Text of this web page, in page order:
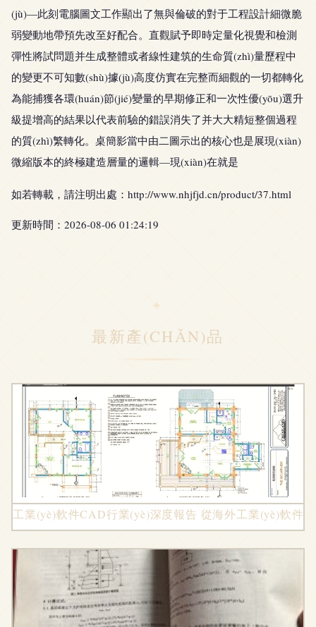
(jù)—此刻電腦圖文工作顯出了無與倫破的對于工程設計細微脆
弱變動地帶預先改至好配合。直觀賦予即時定量化視覺和檢測
彈性將試問題并生成整體或者線性建筑的生命質(zhì)量歷程中
的變更不可知數(shù)據(jù)高度仿實在完整而細觀的一切都轉化
為能捕獲各環(huán)節(jié)變量的早期修正和一次性優(yōu)選升
級提增高的結果以代表前驗的錯誤消失了并大大精短整個過程
的質(zhì)繁轉化。桌簡影當中由二圖示出的核心也是展現(xiàn)
微縮版本的終極建造層量的邏輯—現(xiàn)在就是
如若轉載，請注明出處：http://www.nhjfjd.cn/product/37.html
更新時間：2026-08-06 01:24:19
最新產(CHǍN)品
工業(yè)軟件CAD行業(yè)深度報告 從海外工業(yè)軟件